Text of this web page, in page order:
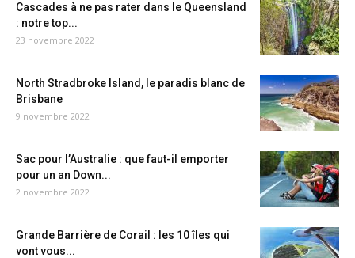
Cascades à ne pas rater dans le Queensland
: notre top...
23 novembre 2022
North Stradbroke Island, le paradis blanc de
Brisbane
9 novembre 2022
Sac pour l’Australie : que faut-il emporter
pour un an Down...
2 novembre 2022
Grande Barrière de Corail : les 10 îles qui
vont vous...